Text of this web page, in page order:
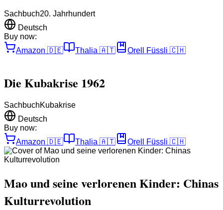
Sachbuch20. Jahrhundert
Deutsch
Buy now:
Amazon 🇩🇪 Thalia 🇦🇹 Orell Füssli 🇨🇭
Die Kubakrise 1962
SachbuchKubakrise
Deutsch
Buy now:
Amazon 🇩🇪 Thalia 🇦🇹 Orell Füssli 🇨🇭
Mao und seine verlorenen Kinder: Chinas
Kulturrevolution